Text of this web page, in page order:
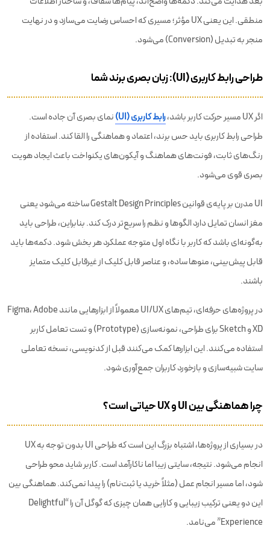
منطقی. این یعنی UX مؤثر؛ مسیری که احساس رضایت می‌سازد و در نهایت
منجر به تبدیل (Conversion) می‌شود.
طراحی رابط کاربری (UI): زبان بصری برند شما
اگر UX مسیر حرکت کاربر باشد، رابط کاربری (UI)
نمای بصری آن جاده است.
طراحی رابط کاربری باید حس برند، اعتماد و هماهنگی را القا کند. استفاده از
رنگ‌های ثابت، فونت‌های هماهنگ و آیکون‌های یکنواخت باعث ایجاد هویت
بصری قوی می‌شود.
UI مدرن بر پایه‌ی قوانین Gestalt Design Principles ساخته می‌شود یعنی
مغز انسان تمایل دارد الگوها و نظم را سریع‌تر درک کند. بنابراین، طراحی باید
به‌گونه‌ای باشد که کاربر با نگاه اول متوجه عملکرد هر بخش شود. دکمه‌ها باید
قابل پیش‌بینی، منوها ساده، و عناصر قابل کلیک از غیرقابل کلیک متمایز
باشند.
در پروژه‌های حرفه‌ای، تیم‌های UI/UX معمولاً از ابزارهایی مانند Figma، Adobe
XD و Sketch برای طراحی، نمونه‌سازی (Prototype) و تست تعامل کاربر
استفاده می‌کنند. این ابزارها کمک می‌کنند قبل از کدنویسی، نسخه تعاملی
سایت شبیه‌سازی و بازخورد کاربران جمع‌آوری شود.
چرا هماهنگی بین UI و UX حیاتی است؟
در بسیاری از پروژه‌ها، اشتباه بزرگ این است که طراحی UI بدون توجه به UX
انجام می‌شود. نتیجه، سایتی زیبا اما ناکارآمد است. کاربر شاید محو طراحی
شود، اما مسیر انجام عمل (مثلاً خرید یا ثبت‌نام) را پیدا نمی‌کند. هماهنگی بین
این دو یعنی ترکیب زیبایی و کارایی همان چیزی که گوگل آن را “Delightful
Experience” می‌نامد.